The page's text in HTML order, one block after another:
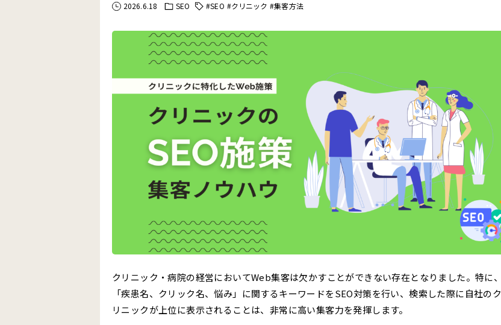
2026.6.18 SEO #SEO #クリニック #集客方法
クリニック・病院の経営においてWeb集客は欠かすことができない存在となりました。特に、
「疾患名、クリック名、悩み」に関するキーワードをSEO対策を行い、検索した際に自社のク
リニックが上位に表示されることは、非常に高い集客力を発揮します。